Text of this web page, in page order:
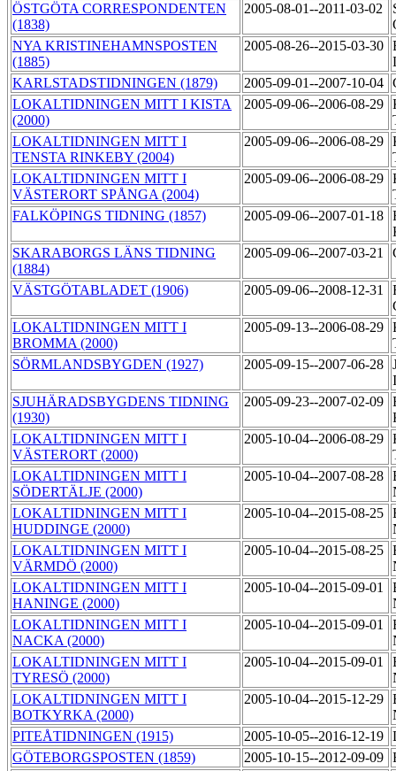
ÖSTGÖTA CORRESPONDENTEN
(1838)
2005-08-01--2011-03-02
NYA KRISTINEHAMNSPOSTEN
(1885)
2005-08-26--2015-03-30
KARLSTADSTIDNINGEN (1879)
2005-09-01--2007-10-04
LOKALTIDNINGEN MITT I KISTA
(2000)
2005-09-06--2006-08-29
LOKALTIDNINGEN MITT I
TENSTA RINKEBY (2004)
2005-09-06--2006-08-29
LOKALTIDNINGEN MITT I
VÄSTERORT SPÅNGA (2004)
2005-09-06--2006-08-29
FALKÖPINGS TIDNING (1857)
2005-09-06--2007-01-18
SKARABORGS LÄNS TIDNING
(1884)
2005-09-06--2007-03-21
VÄSTGÖTABLADET (1906) 2005-09-06--2008-12-31
LOKALTIDNINGEN MITT I
BROMMA (2000)
2005-09-13--2006-08-29
SÖRMLANDSBYGDEN (1927)
2005-09-15--2007-06-28
SJUHÄRADSBYGDENS TIDNING
(1930)
2005-09-23--2007-02-09
LOKALTIDNINGEN MITT I
VÄSTERORT (2000)
2005-10-04--2006-08-29
LOKALTIDNINGEN MITT I
SÖDERTÄLJE (2000)
2005-10-04--2007-08-28
LOKALTIDNINGEN MITT I
HUDDINGE (2000)
2005-10-04--2015-08-25
LOKALTIDNINGEN MITT I
VÄRMDÖ (2000)
2005-10-04--2015-08-25
LOKALTIDNINGEN MITT I
HANINGE (2000)
2005-10-04--2015-09-01
LOKALTIDNINGEN MITT I
NACKA (2000)
2005-10-04--2015-09-01
LOKALTIDNINGEN MITT I
TYRESÖ (2000)
2005-10-04--2015-09-01
LOKALTIDNINGEN MITT I
BOTKYRKA (2000)
2005-10-04--2015-12-29
PITEÅTIDNINGEN (1915)
2005-10-05--2016-12-19
GÖTEBORGSPOSTEN (1859)
2005-10-15--2012-09-09